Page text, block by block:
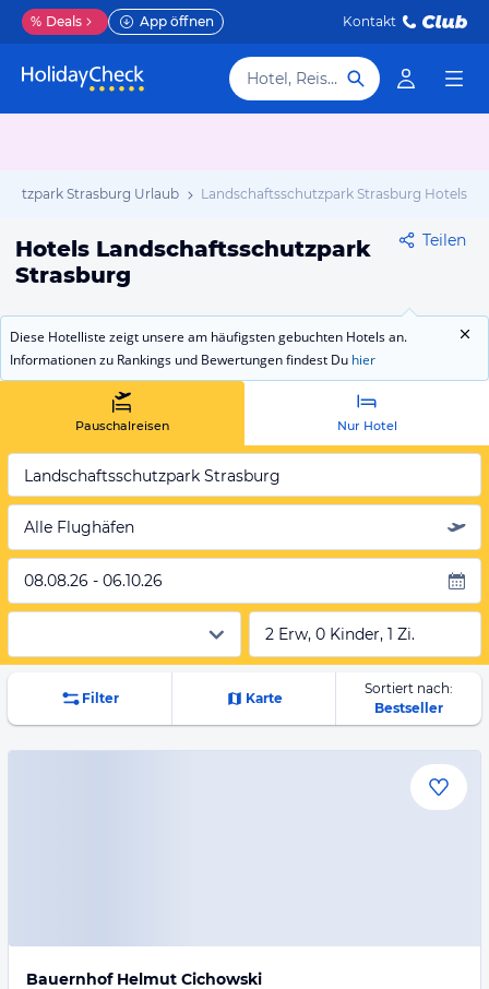
% Deals App öffnen Kontakt
Hotel, Reiseziel
Strasburg Urlaub Landschaftsschutzpark Strasburg Hotels
Hotels Landschaftsschutzpark
Strasburg
Teilen
Diese Hotelliste zeigt unsere am häufigsten gebuchten Hotels an.
Informationen zu Rankings und Bewertungen findest Du hier
Pauschalreisen Nur Hotel
Landschaftsschutzpark Strasburg
Alle Flughäfen
08.08.26 - 06.10.26
2 Erw, 0 Kinder, 1 Zi.
Filter Karte
Sortiert nach:
Bestseller
Bauernhof Helmut Cichowski